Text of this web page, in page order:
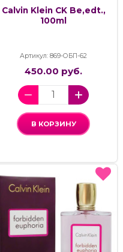
Calvin Klein CK Be,edt.,
100ml
Артикул: 869-ОБП-62
450.00 руб.
В КОРЗИНУ